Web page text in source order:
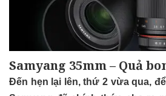
Samyang 35mm – Quả
Đến hẹn lại lên, thứ 2 vừa qua,